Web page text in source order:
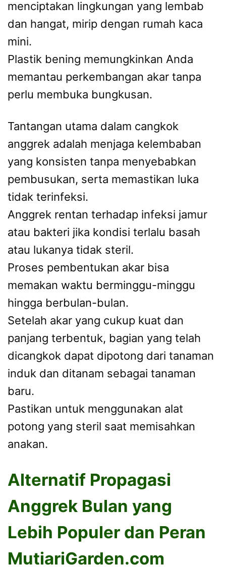
menciptakan lingkungan yang lembab
dan hangat, mirip dengan rumah kaca
mini.
Plastik bening memungkinkan Anda
memantau perkembangan akar tanpa
perlu membuka bungkusan.
Tantangan utama dalam cangkok
anggrek adalah menjaga kelembaban
yang konsisten tanpa menyebabkan
pembusukan, serta memastikan luka
tidak terinfeksi.
Anggrek rentan terhadap infeksi jamur
atau bakteri jika kondisi terlalu basah
atau lukanya tidak steril.
Proses pembentukan akar bisa
memakan waktu berminggu-minggu
hingga berbulan-bulan.
Setelah akar yang cukup kuat dan
panjang terbentuk, bagian yang telah
dicangkok dapat dipotong dari tanaman
induk dan ditanam sebagai tanaman
baru.
Pastikan untuk menggunakan alat
potong yang steril saat memisahkan
anakan.
Alternatif Propagasi
Anggrek Bulan yang
Lebih Populer dan Peran
MutiariGarden.com